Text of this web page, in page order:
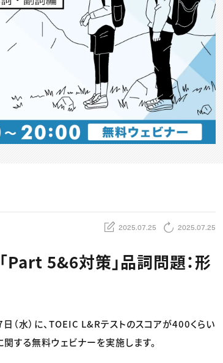
2025.07.25 2025.07.25
Part 5&6対策」品詞問題：形
（水）に、TOEIC L&Rテストのスコアが400くらい
する無料ウェビナーを実施します。